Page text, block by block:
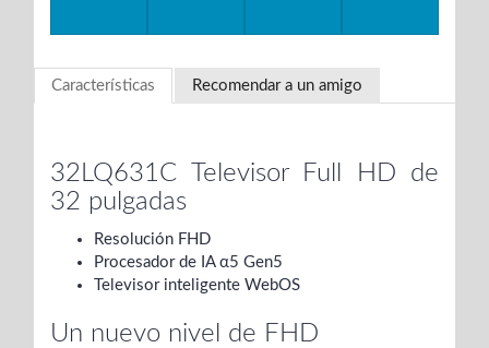
Características Recomendar a un amigo
32LQ631C Televisor Full HD de
32 pulgadas
Resolución FHD
Procesador de IA α5 Gen5
Televisor inteligente WebOS
Un nuevo nivel de FHD